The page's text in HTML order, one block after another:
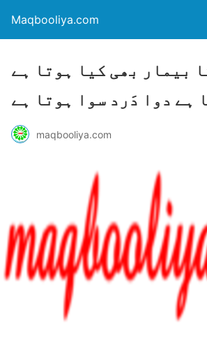
Maqbooliya.com
بیمار بھی کیا ہوتا ہے
ہے دوا دَرد سوا ہوتا ہے
maqbooliya.com